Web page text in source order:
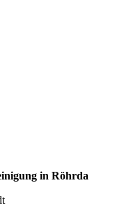
in Röhrda